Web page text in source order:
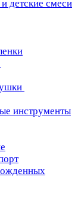
детские смеси
инструменты